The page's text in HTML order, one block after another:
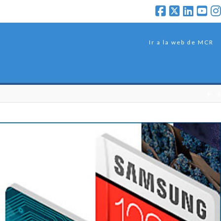
Ir a la web de MCR